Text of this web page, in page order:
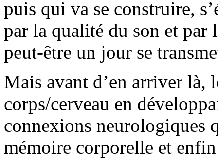
puis qui va se construire,
par la qualité du son et par
peut-être un jour se
Mais avant d’en arriver là,
corps/cerveau en
connexions neurologiques
mémoire corporelle et